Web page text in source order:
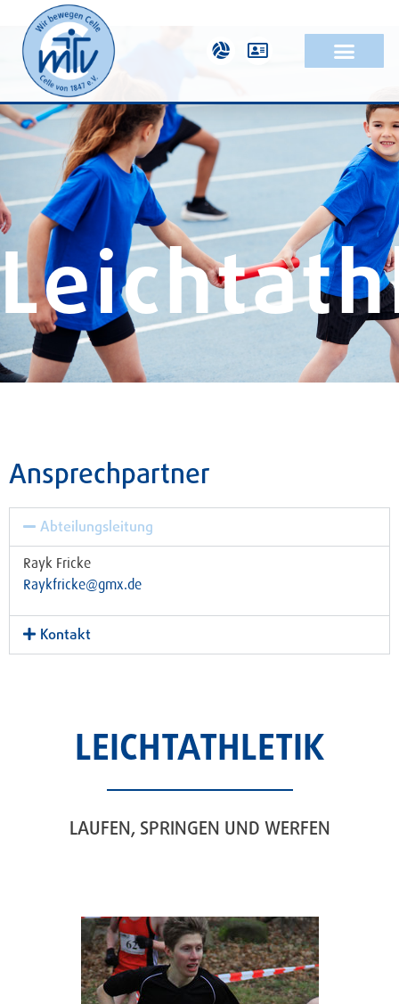
Ansprechpartner
Abteilungsleitung
Rayk Fricke
Raykfricke@gmx.de
Kontakt
LEICHTATHLETIK
LAUFEN, SPRINGEN UND WERFEN